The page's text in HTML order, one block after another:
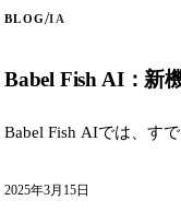
BLOG/IA
Babel Fish AI：新
Babel Fish AIでは、す
2025年3月15日